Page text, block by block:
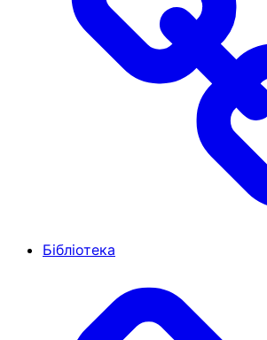
Бібліотека